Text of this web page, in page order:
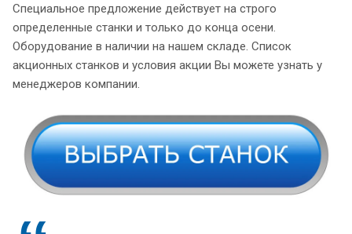
Специальное предложение действует на строго
определенные станки и только до конца осени.
Оборудование в наличии на нашем складе. Список
акционных станков и условия акции Вы можете узнать у
менеджеров компании.